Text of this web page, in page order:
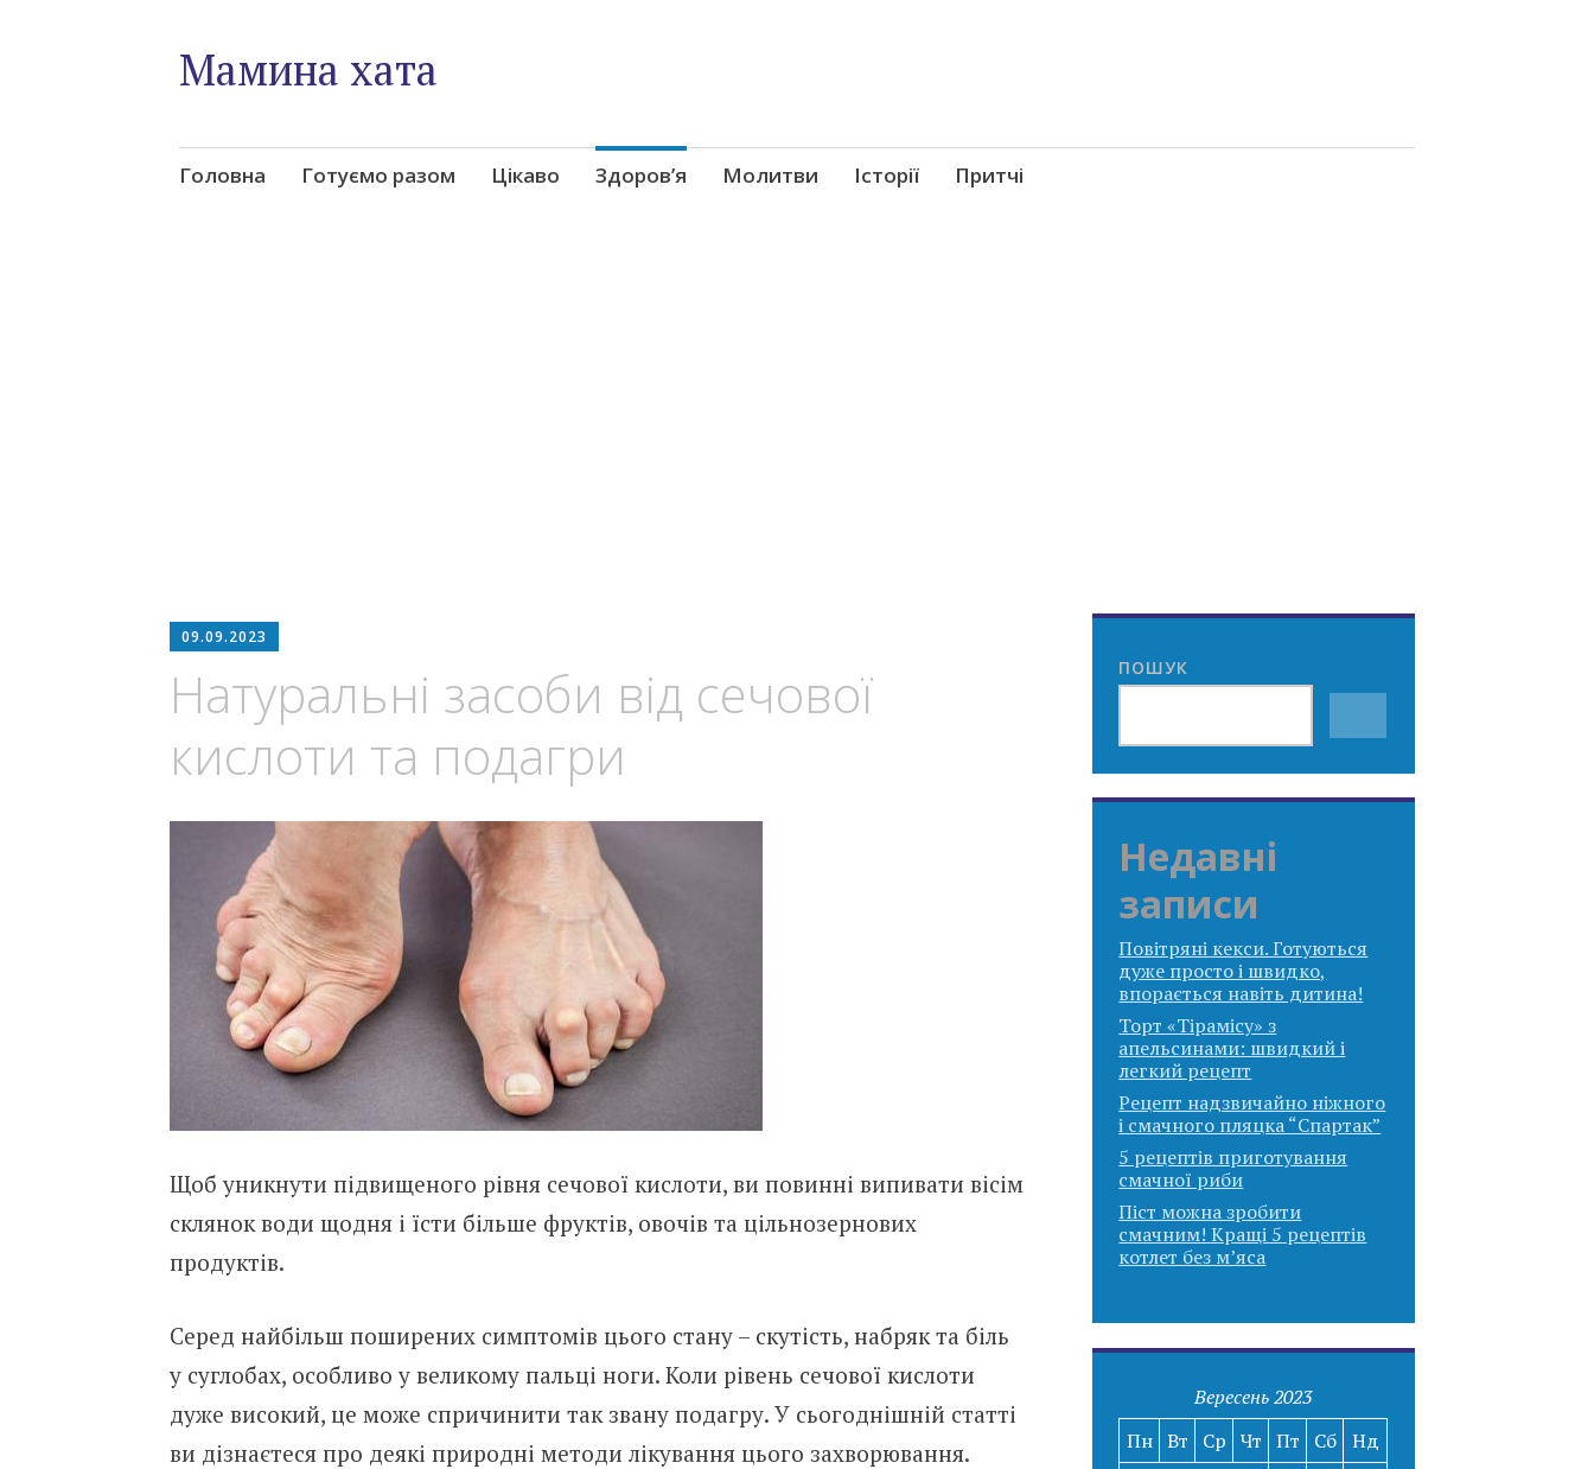
Мамина хата
Skip
Головна Готуємо разом Цікаво Здоров’я Молитви Історії Притчі
09.09.2023
Натуральні засоби від сечової
кислоти та подагри
Щоб уникнути підвищеного рівня сечової кислоти, ви повинні випивати вісім
склянок води щодня і їсти більше фруктів, овочів та цільнозернових
продуктів.
Серед найбільш поширених симптомів цього стану – скутість, набряк та біль
у суглобах, особливо у великому пальці ноги. Коли рівень сечової кислоти
дуже високий, це може спричинити так звану подагру. У сьогоднішній статті
ви дізнаєтеся про деякі природні методи лікування цього захворювання.
ПОШУК
Недавні
записи
Повітряні кекси. Готуються
дуже просто і швидко,
впорається навіть дитина!
Торт «Тірамісу» з
апельсинами: швидкий і
легкий рецепт
Рецепт надзвичайно ніжного
і смачного пляцка “Спартак”
5 рецептів приготування
смачної риби
Піст можна зробити
смачним! Кращі 5 рецептів
котлет без м’яса
Вересень 2023
Пн Вт Ср Чт Пт Сб Нд